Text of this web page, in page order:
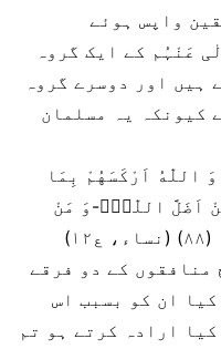
واپس ہوئے
عَنْہُم کے ایک گروہ
ہیں اور دوسرے گروہ
کیونکہ یہ مسلمان
اللّٰهُ اَرْكَسَهُمْ بِمَا
اَضَلَّ اللّٰهُؕ-وَ مَنْ
منافقوں کے دو فرقے
ان کو بسبب اس
ارادہ کرتے ہو تم